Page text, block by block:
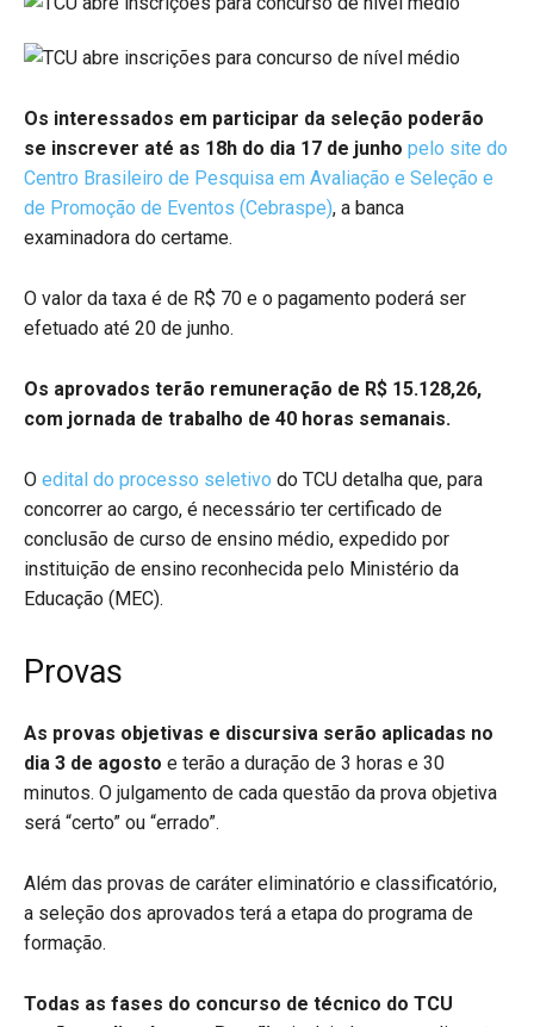
Os interessados em participar da seleção poderão
se inscrever até as 18h do dia 17 de junho pelo site do
Centro Brasileiro de Pesquisa em Avaliação e Seleção e
de Promoção de Eventos (Cebraspe), a banca
examinadora do certame.
O valor da taxa é de R$ 70 e o pagamento poderá ser
efetuado até 20 de junho.
Os aprovados terão remuneração de R$ 15.128,26,
com jornada de trabalho de 40 horas semanais.
O edital do processo seletivo do TCU detalha que, para
concorrer ao cargo, é necessário ter certificado de
conclusão de curso de ensino médio, expedido por
instituição de ensino reconhecida pelo Ministério da
Educação (MEC).
Provas
As provas objetivas e discursiva serão aplicadas no
dia 3 de agosto e terão a duração de 3 horas e 30
minutos. O julgamento de cada questão da prova objetiva
será “certo” ou “errado”.
Além das provas de caráter eliminatório e classificatório,
a seleção dos aprovados terá a etapa do programa de
formação.
Todas as fases do concurso de técnico do TCU